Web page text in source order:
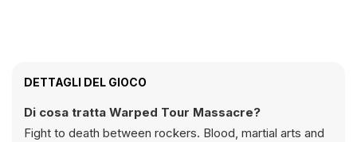
DETTAGLI DEL GIOCO
Di cosa tratta Warped Tour Massacre?
Fight to death between rockers. Blood, martial arts and